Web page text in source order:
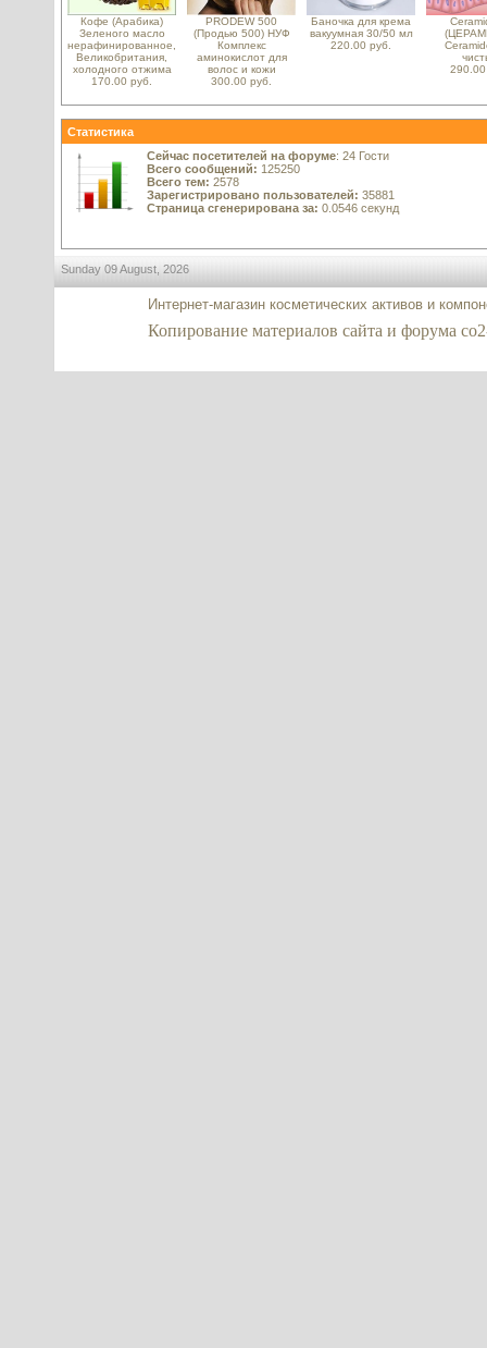
Кофе (Арабика)
Зеленого масло
нерафинированное,
Великобритания,
холодного отжима
170.00 руб.
PRODEW 500
(Продью 500) НУФ
Комплекс
аминокислот для
волос и кожи
300.00 руб.
Баночка для крема
вакуумная 30/50 мл
220.00 руб.
Статистика
Сейчас посетителей на форуме: 24 Гости
Всего сообщений: 125250
Всего тем: 2578
Зарегистрировано пользователей: 35881
Страница сгенерирована за: 0.0546 секунд
Sunday 09 August, 2026
Интернет-магазин косметических активов и
Копирование материалов сайта и форума